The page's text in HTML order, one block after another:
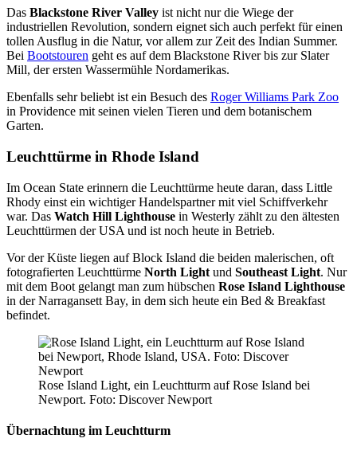
Das Blackstone River Valley ist nicht nur die Wiege der
industriellen Revolution, sondern eignet sich auch perfekt für einen
tollen Ausflug in die Natur, vor allem zur Zeit des Indian Summer.
Bei Bootstouren geht es auf dem Blackstone River bis zur Slater
Mill, der ersten Wassermühle Nordamerikas.
Ebenfalls sehr beliebt ist ein Besuch des Roger Williams Park Zoo
in Providence mit seinen vielen Tieren und dem botanischem
Garten.
Leuchttürme in Rhode Island
Im Ocean State erinnern die Leuchttürme heute daran, dass Little
Rhody einst ein wichtiger Handelspartner mit viel Schiffverkehr
war. Das Watch Hill Lighthouse in Westerly zählt zu den ältesten
Leuchttürmen der USA und ist noch heute in Betrieb.
Vor der Küste liegen auf Block Island die beiden malerischen, oft
fotografierten Leuchttürme North Light und Southeast Light. Nur
mit dem Boot gelangt man zum hübschen Rose Island Lighthouse
in der Narragansett Bay, in dem sich heute ein Bed & Breakfast
befindet.
Rose Island Light, ein Leuchtturm auf Rose Island bei
Newport. Foto: Discover Newport
Übernachtung im Leuchtturm